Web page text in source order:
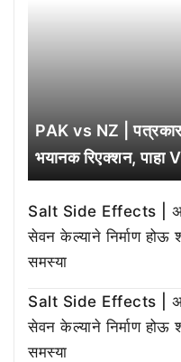
PAK vs NZ |
भयानक रिएक्शन, पाहा
Salt Side Effects |
सेवन केल्याने निर्माण होऊ
समस्या
Salt Side Effects |
सेवन केल्याने निर्माण होऊ
समस्या